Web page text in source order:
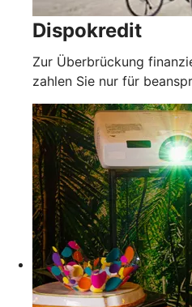
Dispokredit
Zur Überbrückung
zahlen Sie nur für